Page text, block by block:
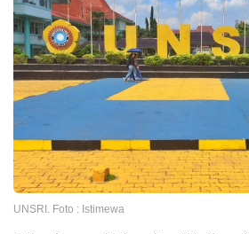
UNSRI. Foto : Istimewa